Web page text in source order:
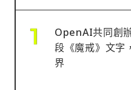
OpenAI共同創
段《魔戒》文字
界